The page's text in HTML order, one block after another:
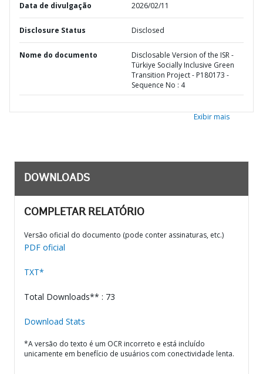
Data de divulgação 2026/02/11
Disclosure Status Disclosed
Nome do documento
Disclosable Version of the ISR -
Türkiye Socially Inclusive Green
Transition Project - P180173 -
Sequence No : 4
Exibir mais
DOWNLOADS
COMPLETAR RELATÓRIO
Versão oficial do documento (pode conter assinaturas, etc.)
PDF oficial
TXT*
Total Downloads** : 73
Download Stats
*A versão do texto é um OCR incorreto e está incluído
unicamente em benefício de usuários com conectividade lenta.